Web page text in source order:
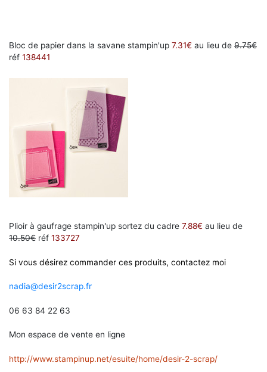
Bloc de papier dans la savane stampin'up 7.31€ au lieu de 9.75€
réf 138441
Plioir à gaufrage stampin'up sortez du cadre 7.88€ au lieu de
10.50€ réf 133727
Si vous désirez commander ces produits, contactez moi
nadia@desir2scrap.fr
06 63 84 22 63
Mon espace de vente en ligne
http://www.stampinup.net/esuite/home/desir-2-scrap/